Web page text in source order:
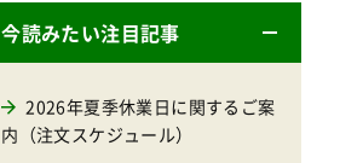
今読みたい注目記事
2026年夏季休業日に関するご案
内（注文スケジュール）